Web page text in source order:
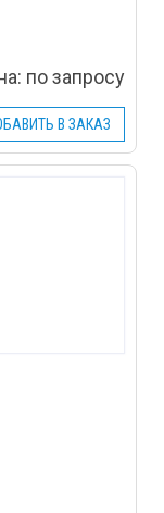
по запросу
В ЗАКАЗ